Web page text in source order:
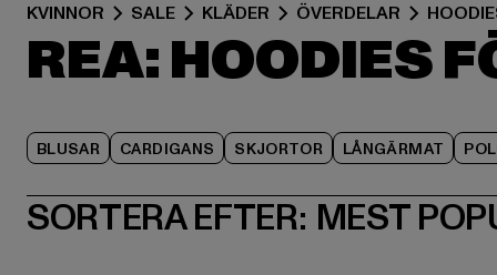
KVINNOR SALE KLÄDER ÖVERDELAR
REA: HOODIES
BLUSAR CARDIGANS SKJORTOR LÅNGÄRMAT
SORTERA EFTER: MEST